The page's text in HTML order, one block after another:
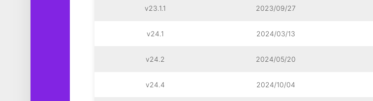
v23.1.1 2023/09/27
v24.1 2024/03/13
v24.2 2024/05/20
v24.4 2024/10/04